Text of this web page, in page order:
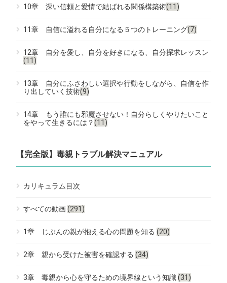
10章 深い信頼と愛情で結ばれる関係構築術(11)
11章 自信に溢れる自分になる５つのトレーニング(7)
12章 自分を愛し、自分を好きになる、自分探求レッスン
(11)
13章 自分にふさわしい選択や行動をしながら、自信を作
り出していく技術(9)
14章 もう誰にも邪魔させない！自分らしくやりたいこと
をやって生きるには？(11)
【完全版】毒親トラブル解決マニュアル
カリキュラム目次
すべての動画(291)
1章 じぶんの親が抱える心の問題を知る(20)
2章 親から受けた被害を確認する(34)
3章 毒親から心を守るための境界線という知識(31)